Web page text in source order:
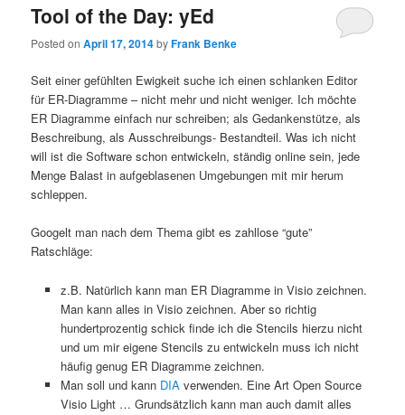
Tool of the Day: yEd
Posted onApril 17, 2014byFrank Benke
Seit einer gefühlten Ewigkeit suche ich einen schlanken Editor
für ER-Diagramme – nicht mehr und nicht weniger. Ich möchte
ER Diagramme einfach nur schreiben; als Gedankenstütze, als
Beschreibung, als Ausschreibungs- Bestandteil. Was ich nicht
will ist die Software schon entwickeln, ständig online sein, jede
Menge Balast in aufgeblasenen Umgebungen mit mir herum
schleppen.
Googelt man nach dem Thema gibt es zahllose “gute”
Ratschläge:
z.B. Natürlich kann man ER Diagramme in Visio zeichnen.
Man kann alles in Visio zeichnen. Aber so richtig
hundertprozentig schick finde ich die Stencils hierzu nicht
und um mir eigene Stencils zu entwickeln muss ich nicht
häufig genug ER Diagramme zeichnen.
Man soll und kann DIA verwenden. Eine Art Open Source
Visio Light … Grundsätzlich kann man auch damit alles